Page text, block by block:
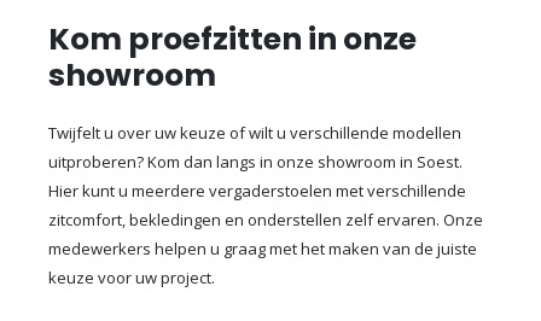
Kom proefzitten in onze
showroom
Twijfelt u over uw keuze of wilt u verschillende modellen
uitproberen? Kom dan langs in onze showroom in Soest.
Hier kunt u meerdere vergaderstoelen met verschillende
zitcomfort, bekledingen en onderstellen zelf ervaren. Onze
medewerkers helpen u graag met het maken van de juiste
keuze voor uw project.